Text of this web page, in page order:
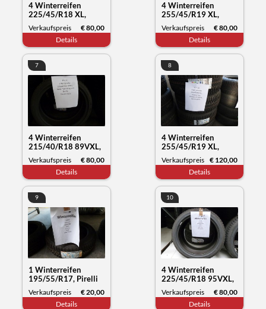
4 Winterreifen
225/45/R18 XL,
Kumho Tyre
Wintercraft WP52,
Datum 19/23
Verkaufspreis
€ 80,00
Details
4 Winterreifen
255/45/R19 XL,
Kumho Tyre
Wintercraft WP72,
Datum 30/23
Verkaufspreis
€ 80,00
Details
7
4 Winterreifen
215/40/R18 89VXL,
Nexen Tyre Winguard
Sport2, Datum 15/22
Verkaufspreis
€ 80,00
Details
8
4 Winterreifen
255/45/R19 XL,
Kumho Tyre
Wintercraft WP72,
Datum 30/23
Verkaufspreis € 120,00
Details
9
1 Winterreifen
195/55/R17, Pirelli
Snow Control, Datum
50/19
Verkaufspreis
€ 20,00
Details
10
4 Winterreifen
225/45/R18 95VXL,
Nokian Tyres WR
snowproof, Datum
Verkaufspreis
€ 80,00
Details